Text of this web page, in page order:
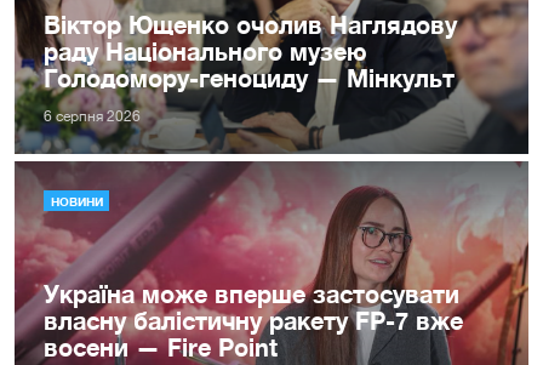
Віктор Ющенко очолив Наглядову
раду Національного музею
Голодомору-геноциду — Мінкульт
6 серпня 2026
НОВИНИ
Україна може вперше застосувати
власну балістичну ракету FP-7 вже
восени — Fire Point